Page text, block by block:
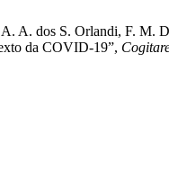
A. dos S. Orlandi, F. M.
da COVID-19”,